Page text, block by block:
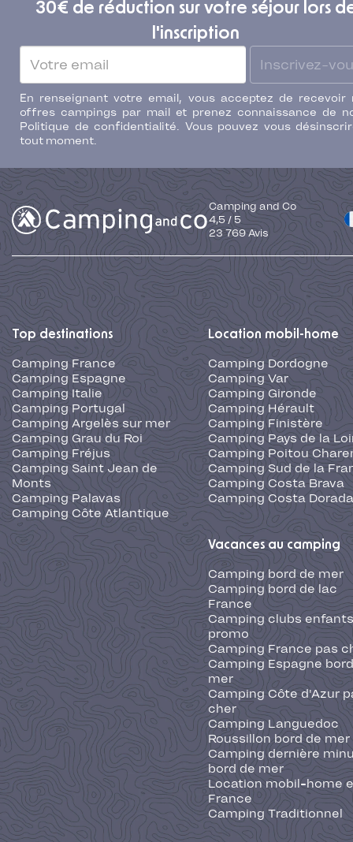
30€ de réduction sur votre séjour lors
l'inscription
Inscrivez-
En renseignant votre email, vous acceptez de recevoir
offres campings par mail et prenez connaissance de
Politique de confidentialité. Vous pouvez vous
tout moment.
Camping and Co
4,5 / 5
23 769Avis
Top destinations
Camping France
Camping Espagne
Camping Italie
Camping Portugal
Camping Argelès sur mer
Camping Grau du Roi
Camping Fréjus
Camping Saint Jean de
Monts
Camping Palavas
Camping Côte Atlantique
Location mobil-home
Camping Dordogne
Camping Var
Camping Gironde
Camping Hérault
Camping Finistère
Camping Pays de la
Camping Poitou
Camping Sud de la
Camping Costa Brava
Camping Costa Dorada
Vacances au camping
Camping bord de mer
Camping bord de lac
France
Camping clubs
promo
Camping France pas
Camping Espagne
mer
Camping Côte d'Azur
cher
Camping Languedoc
Roussillon bord de mer
Camping dernière
bord de mer
Location mobil-home
France
Camping Traditionnel